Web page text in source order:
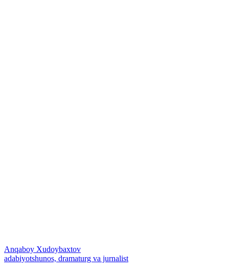
Anqaboy Xudoybaxtov
adabiyotshunos, dramaturg va jurnalist